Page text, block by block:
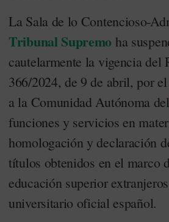
La Sala de lo Contencioso-
Tribunal Supremo ha
cautelarmente la vigencia del
366/2024, de 9 de abril, por el
a la Comunidad Autónoma del
funciones y servicios en
homologación y declaración
títulos obtenidos en el marco
educación superior
universitario oficial español.